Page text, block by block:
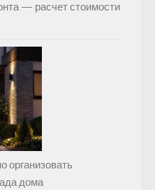
— расчет стоимости
организовать
дома